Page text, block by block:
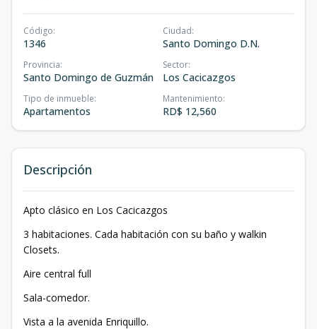
Código:
1346
Ciudad:
Santo Domingo D.N.
Provincia:
Santo Domingo de Guzmán
Sector:
Los Cacicazgos
Tipo de inmueble:
Apartamentos
Mantenimiento:
RD$ 12,560
Descripción
Apto clásico en Los Cacicazgos
3 habitaciones. Cada habitación con su baño y walkin
Closets.
Aire central full
Sala-comedor.
Vista a la avenida Enriquillo.